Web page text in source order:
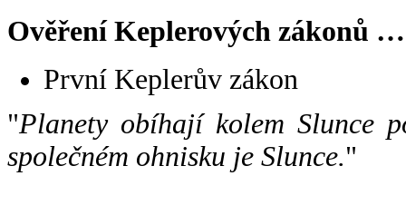
Ověření Keplerových zákonů …
První Keplerův zákon
"Planety obíhají kolem Slunce
společném ohnisku je Slunce."